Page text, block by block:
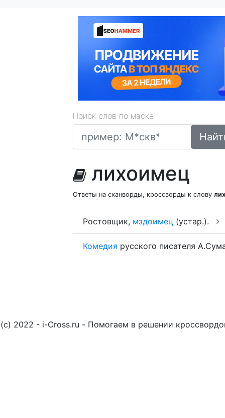
Поиск слов по маске
лихоимец
Ответы на сканворды, кроссворды к слову
Ростовщик, мздоимец (устар.).
Комедия русского писателя
(c) 2022 - i-Cross.ru - Помогаем в решении